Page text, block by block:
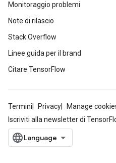
Monitoraggio problemi
Note di rilascio
Stack Overflow
Linee guida per il brand
Citare TensorFlow
Termini Privacy
Manage
Iscriviti alla newsletter di